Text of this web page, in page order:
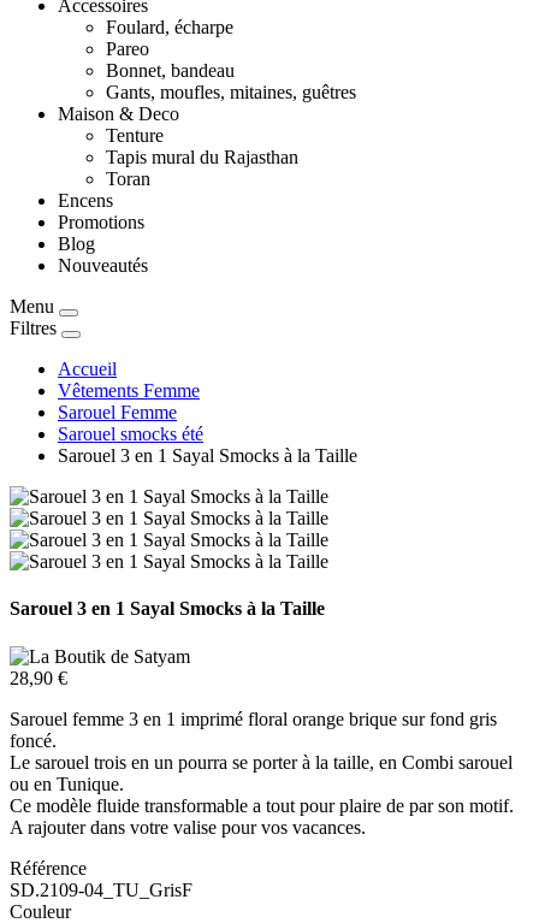
Accessoires
Foulard, écharpe
Pareo
Bonnet, bandeau
Gants, moufles, mitaines, guêtres
Maison & Deco
Tenture
Tapis mural du Rajasthan
Toran
Encens
Promotions
Blog
Nouveautés
Menu
Filtres
Accueil
Vêtements Femme
Sarouel Femme
Sarouel smocks été
Sarouel 3 en 1 Sayal Smocks à la Taille
Sarouel 3 en 1 Sayal Smocks à la Taille
28,90 €
Sarouel femme 3 en 1 imprimé floral orange brique sur fond gris
foncé.
Le sarouel trois en un pourra se porter à la taille, en Combi sarouel
ou en Tunique.
Ce modèle fluide transformable a tout pour plaire de par son motif.
A rajouter dans votre valise pour vos vacances.
Référence
SD.2109-04_TU_GrisF
Couleur